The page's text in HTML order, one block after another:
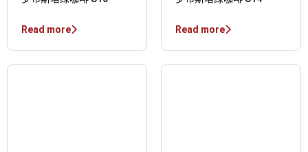
Read more Read more